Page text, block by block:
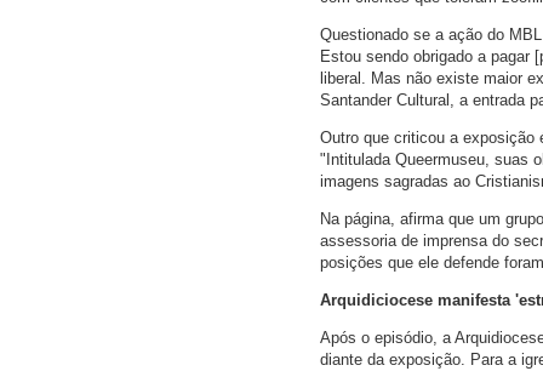
Questionado se a ação do
Estou sendo obrigado a pagar
liberal. Mas não existe maior
Santander Cultural, a entrada
Outro que criticou a exposição
"Intitulada Queermuseu, suas
imagens sagradas ao
Na página, afirma que um
assessoria de imprensa do
posições que ele defende
Arquidiciocese manifesta
Após o episódio, a
diante da exposição. Para a